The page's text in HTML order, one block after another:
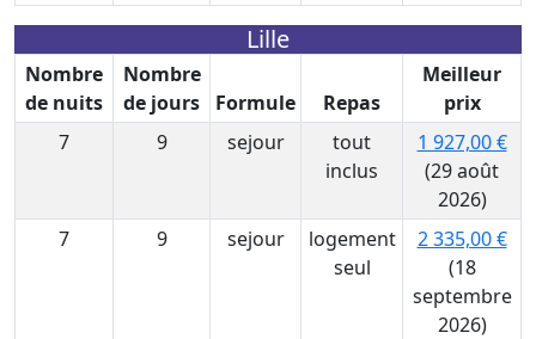
Lille
Nombre
de nuits
Nombre
de jours
Formule Repas
Meilleur
prix
7
9 sejour
tout
inclus
1 927,00 €
(29 août
2026)
7
9 sejour
logement
seul
2 335,00 €
(18
septembre
2026)